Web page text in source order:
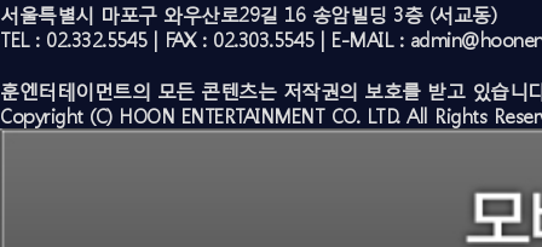
서울특별시 마포구 와우산로29길 16 송암빌딩 3층 (서교동)
TEL : 02.332.5545 | FAX : 02.303.5545 | E-MAIL :
훈엔터테이먼트의 모든 콘텐츠는 저작권의 보호를 받고 있습니
Copyright (C) HOON ENTERTAINMENT CO. LTD. All Rights